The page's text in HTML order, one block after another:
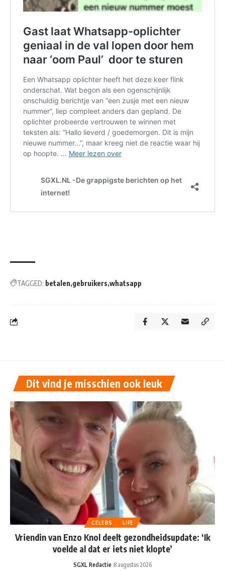
TAGGED: betalen gebruikers whatsapp
Dit vind je misschien ook leuk
CELEBS LIFE
Vriendin van Enzo Knol deelt gezondheidsupdate: ‘Ik
voelde al dat er iets niet klopte’
SGXL Redactie 8 augustus 2026